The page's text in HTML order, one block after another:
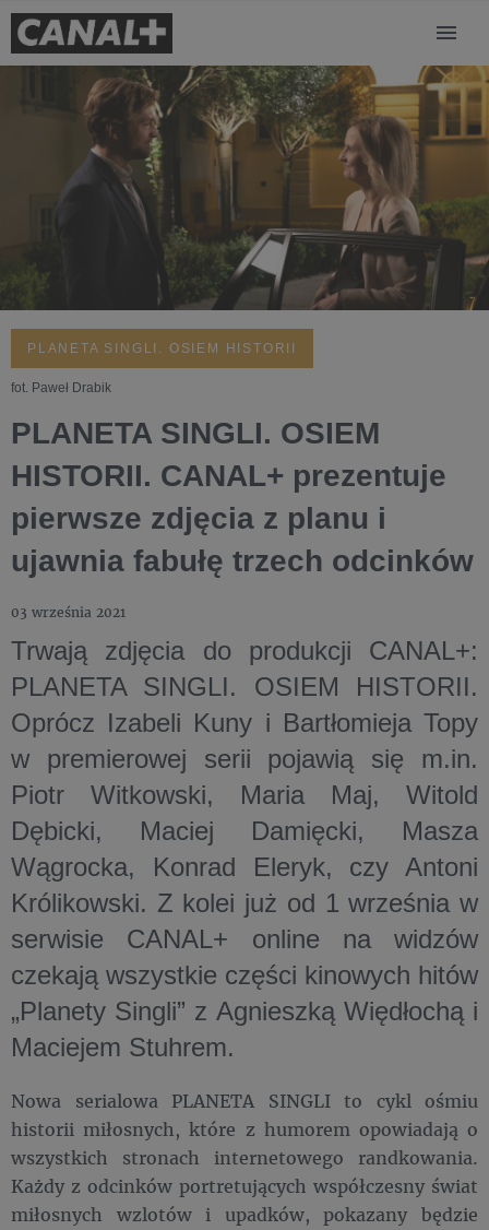
PLANETA SINGLI. OSIEM HISTORII
fot. Paweł Drabik
PLANETA SINGLI. OSIEM
HISTORII. CANAL+ prezentuje
pierwsze zdjęcia z planu i
ujawnia fabułę trzech odcinków
03 września 2021
Trwają zdjęcia do produkcji CANAL+:
PLANETA SINGLI. OSIEM HISTORII.
Oprócz Izabeli Kuny i Bartłomieja Topy
w premierowej serii pojawią się m.in.
Piotr Witkowski, Maria Maj, Witold
Dębicki, Maciej Damięcki, Masza
Wągrocka, Konrad Eleryk, czy Antoni
Królikowski. Z kolei już od 1 września w
serwisie CANAL+ online na widzów
czekają wszystkie części kinowych hitów
„Planety Singli” z Agnieszką Więdłochą i
Maciejem Stuhrem.
Nowa serialowa PLANETA SINGLI to cykl ośmiu
historii miłosnych, które z humorem opowiadają o
wszystkich stronach internetowego randkowania.
Każdy z odcinków portretujących współczesny świat
miłosnych wzlotów i upadków, pokazany będzie